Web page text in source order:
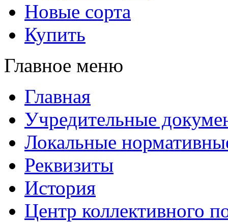
Новые сорта
Купить
Главное меню
Главная
Учредительные
Локальные
Реквизиты
История
Центр коллективного